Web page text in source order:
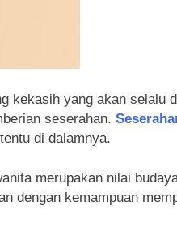
kekasih yang akan selalu
seserahan.
di dalamnya.
merupakan nilai
dengan kemampuan